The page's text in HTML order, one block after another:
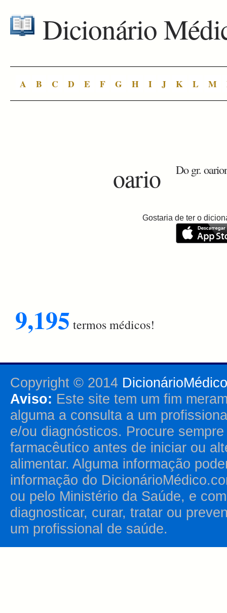
Dicionário
A B C D E F G H I J K L M
oario Do gr.
Gostaria de ter o
9,195 termos médicos!
Copyright © 2014
Aviso: Este site tem um fim
alguma a consulta a um
e/ou diagnósticos. Procure
farmacêutico antes de iniciar ou
alimentar. Alguma informação
informação do
ou pelo Ministério da Saúde, e
diagnosticar, curar, tratar ou
um profissional de saúde.